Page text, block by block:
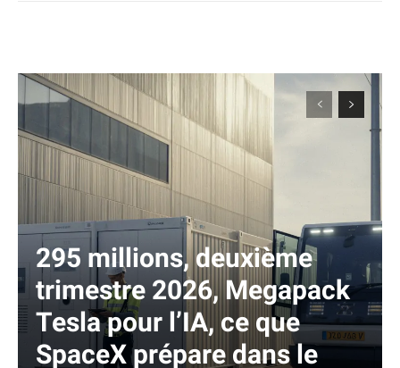
295 millions, deuxième
trimestre 2026, Megapack
Tesla pour l’IA, ce que
SpaceX prépare dans le